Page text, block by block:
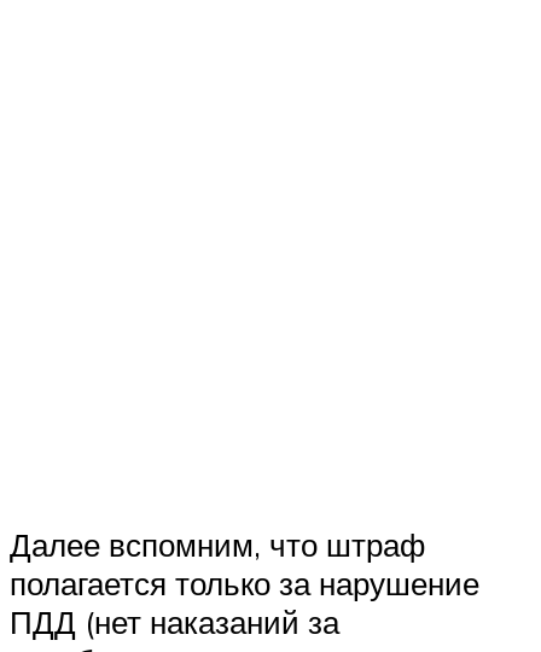
Далее вспомним, что штраф
полагается только за нарушение
ПДД (нет наказаний за